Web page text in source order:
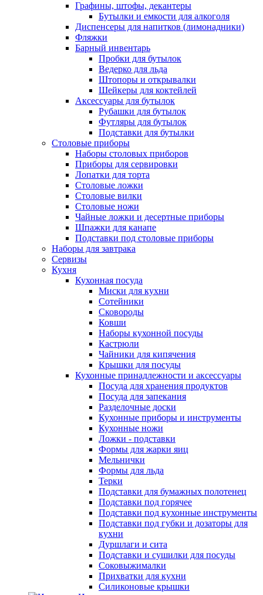
Графины, штофы, декантеры
Бутылки и емкости для алкоголя
Диспенсеры для напитков (лимонадники)
Фляжки
Барный инвентарь
Пробки для бутылок
Ведерко для льда
Штопоры и открывалки
Шейкеры для коктейлей
Аксессуары для бутылок
Рубашки для бутылок
Футляры для бутылок
Подставки для бутылки
Столовые приборы
Наборы столовых приборов
Приборы для сервировки
Лопатки для торта
Столовые ложки
Столовые вилки
Столовые ножи
Чайные ложки и десертные приборы
Шпажки для канапе
Подставки под столовые приборы
Наборы для завтрака
Сервизы
Кухня
Кухонная посуда
Миски для кухни
Сотейники
Сковороды
Ковши
Наборы кухонной посуды
Кастрюли
Чайники для кипячения
Крышки для посуды
Кухонные принадлежности и аксессуары
Посуда для хранения продуктов
Посуда для запекания
Разделочные доски
Кухонные приборы и инструменты
Кухонные ножи
Ложки - подставки
Формы для жарки яиц
Мельнички
Формы для льда
Терки
Подставки для бумажных полотенец
Подставки под горячее
Подставки под кухонные инструменты
Подставки под губки и дозаторы для
кухни
Дуршлаги и сита
Подставки и сушилки для посуды
Соковыжималки
Прихватки для кухни
Силиконовые крышки